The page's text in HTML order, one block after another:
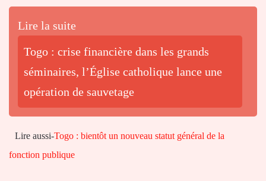
Lire la suite
Togo : crise financière dans les grands
séminaires, l’Église catholique lance une
opération de sauvetage
Lire aussi-Togo : bientôt un nouveau statut général de la
fonction publique